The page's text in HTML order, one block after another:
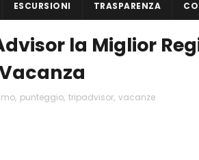
ESCURSIONI TRASPARENZA
la Miglior
, punteggio, tripadvisor, vacanze